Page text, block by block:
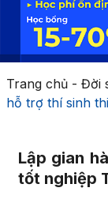
Trang chủ- Đời
hỗ trợ thí sinh
Lập gian
tốt nghiệp